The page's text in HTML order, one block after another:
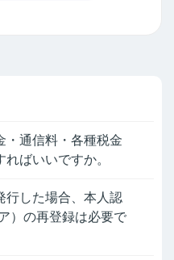
・通信料・各種税金
ばいいですか。
行した場合、本人認
）の再登録は必要で